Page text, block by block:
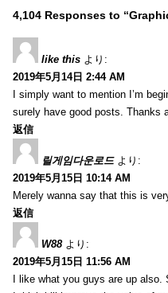
4,104 Responses to
like this より:
2019年5月14日 2:44 AM
I simply want to mention I’m
surely have good posts. Thanks
返信
릴게임다운로드 より:
2019年5月15日 10:14 AM
Merely wanna say that this is
返信
W88 より:
2019年5月15日 11:56 AM
I like what you guys are up also.